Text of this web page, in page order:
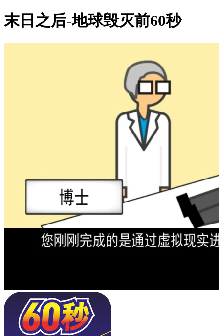
末日之后-地球毁灭前60秒